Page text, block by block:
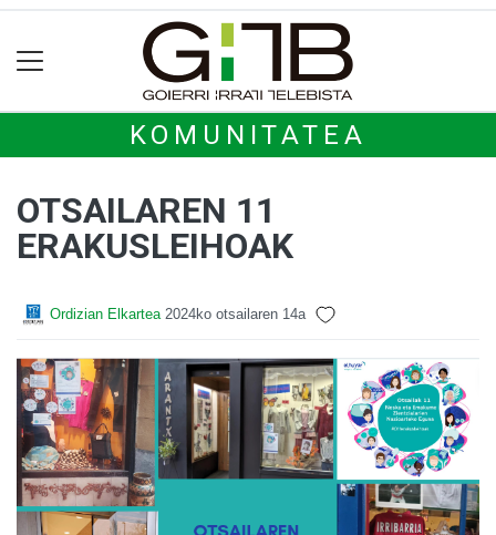
KOMUNITATEA
OTSAILAREN 11
ERAKUSLEIHOAK
Ordizian Elkartea 2024ko otsailaren 14a